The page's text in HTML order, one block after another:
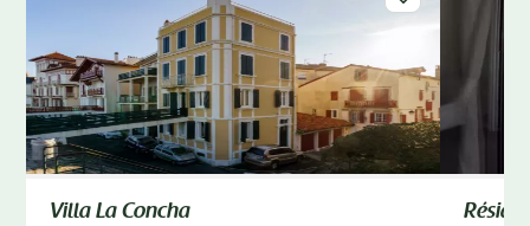
Villa La Concha